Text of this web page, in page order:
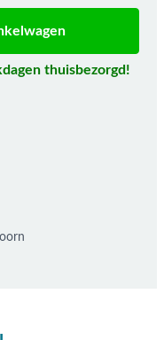
thuisbezorgd!